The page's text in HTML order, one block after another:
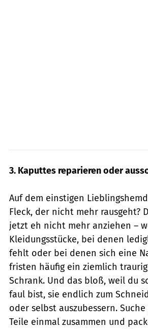
3. Kaputtes reparieren oder
Auf dem einstigen
Fleck, der nicht mehr rausgeht?
jetzt eh nicht mehr anziehen –
Kleidungsstücke, bei denen
fehlt oder bei denen sich eine
fristen häufig ein ziemlich
Schrank. Und das bloß, weil du
faul bist, sie endlich zum
oder selbst auszubessern.
Teile einmal zusammen und